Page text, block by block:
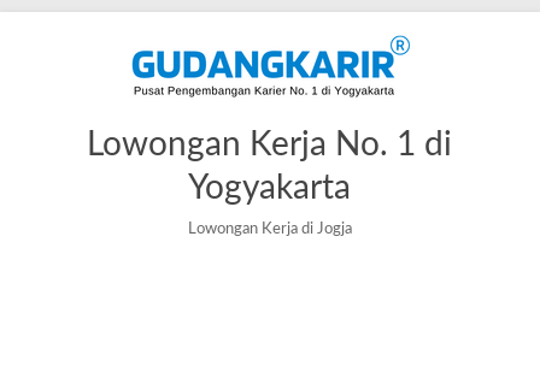
Lowongan Kerja No. 1 di
Yogyakarta
Lowongan Kerja di Jogja